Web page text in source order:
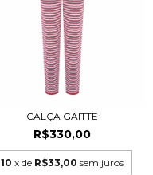
CALÇA GAITTE
R$330,00
10 x de R$33,00 sem juros